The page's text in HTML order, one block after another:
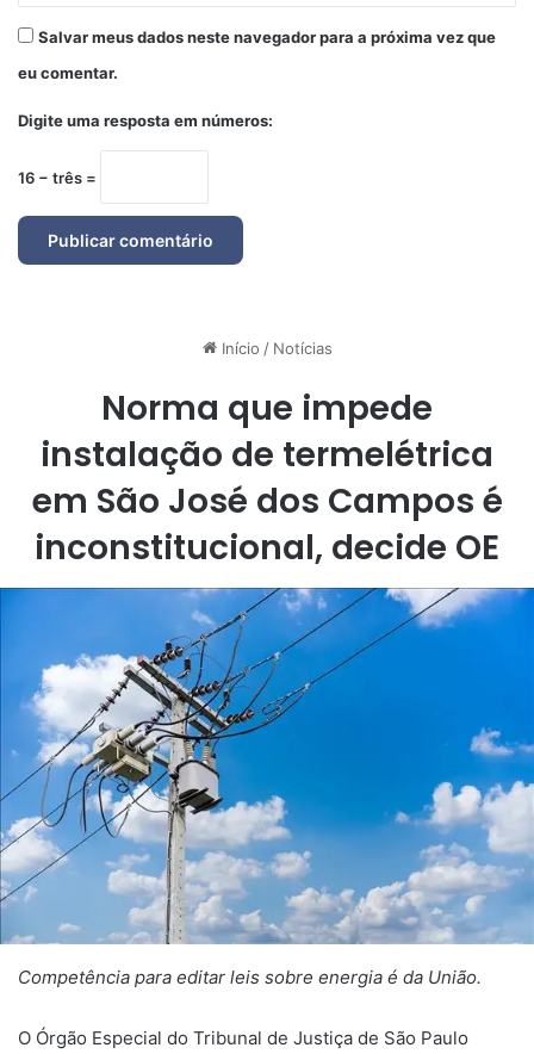
Salvar meus dados neste navegador para a próxima vez que
eu comentar.
Digite uma resposta em números:
16 − três =